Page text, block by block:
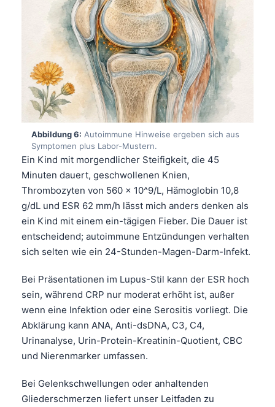
Abbildung 6: Autoimmune Hinweise ergeben sich aus
Symptomen plus Labor-Mustern.
Ein Kind mit morgendlicher Steifigkeit, die 45
Minuten dauert, geschwollenen Knien,
Thrombozyten von 560 x 10^9/L, Hämoglobin 10,8
g/dL und ESR 62 mm/h lässt mich anders denken als
ein Kind mit einem ein-tägigen Fieber. Die Dauer ist
entscheidend; autoimmune Entzündungen verhalten
sich selten wie ein 24-Stunden-Magen-Darm-Infekt.
Bei Präsentationen im Lupus-Stil kann der ESR hoch
sein, während CRP nur moderat erhöht ist, außer
wenn eine Infektion oder eine Serositis vorliegt. Die
Abklärung kann ANA, Anti-dsDNA, C3, C4,
Urinanalyse, Urin-Protein-Kreatinin-Quotient, CBC
und Nierenmarker umfassen.
Bei Gelenkschwellungen oder anhaltenden
Gliederschmerzen liefert unser Leitfaden zu
മലയാളം
Bahasa Melayu
Tiếng Việt
Tagalog
ဗမာစာ
ភាសាខ្មែរ
Kiswahili
አማርኛ
Українська
O‘zbekcha
Català
Қазақ тілі
Suomi
Hrvatski
Slovenčina
پښتو
سنڌي
සිංහල